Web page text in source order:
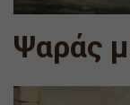
Ψαράς